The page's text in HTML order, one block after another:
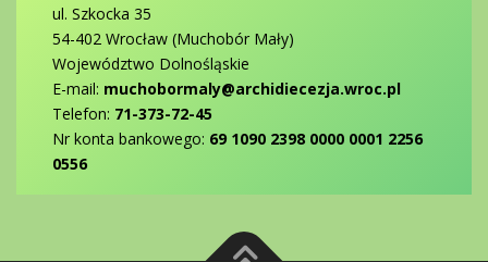
ul. Szkocka 35
54-402 Wrocław (Muchobór Mały)
Województwo Dolnośląskie
E-mail: muchobormaly@archidiecezja.wroc.pl
Telefon: 71-373-72-45
Nr konta bankowego: 69 1090 2398 0000 0001 2256
0556